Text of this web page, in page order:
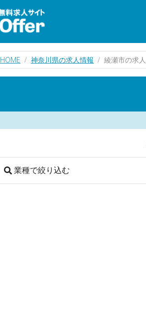
HOME 神奈川県の求人情報 綾瀬市の求人
業種で絞り込む